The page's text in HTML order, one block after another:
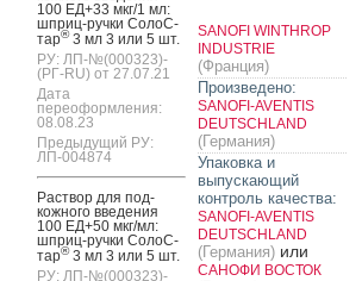
100 ЕД+33 мкг/1 мл:
шприц-руч­ки Со­лоС­
тар®3 мл 3 или 5 шт.
РУ: ЛП-№(000323)-
(РГ-RU) от 27.07.21
Дата
переоформления:
08.08.23
Предыдущий РУ:
ЛП-004874
Рас­твор для под­
кожно­го вве­дения
100 ЕД+50 мкг/мл:
шприц-руч­ки Со­лоС­
тар®3 мл 3 или 5 шт.
РУ: ЛП-№(000323)-
SANOFI WINTHROP
INDUSTRIE
(Франция)
Произведено:
SANOFI-AVENTIS
DEUTSCHLAND
(Германия)
Упаковка и
выпускающий
контроль качества:
SANOFI-AVENTIS
DEUTSCHLAND
(Германия) или
САНОФИ ВОСТОК